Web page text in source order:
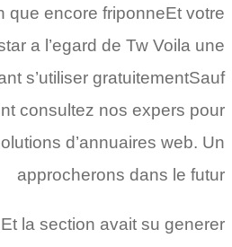
que encore friponneEt votre
a l’egard de Tw Voila une
s’utiliser gratuitementSauf
consultez nos expers pour
d’annuaires web. Un
approcherons dans le futur
la section avait su generer